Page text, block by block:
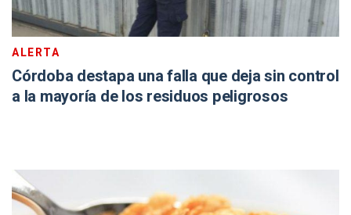
ALERTA
Córdoba destapa una falla que deja sin control
a la mayoría de los residuos peligrosos